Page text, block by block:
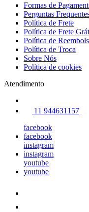
Formas de
Perguntas
Política de Frete
Política de Frete
Política de
Política de Troca
Sobre Nós
Política de cookies
Atendimento
11 944631157
facebook
facebook
instagram
instagram
youtube
youtube